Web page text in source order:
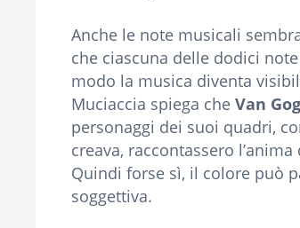
Anche le note musicali
che ciascuna delle dodici
modo la musica diventa
Muciaccia spiega che Van
personaggi dei suoi quadri,
creava, raccontassero
Quindi forse sì, il colore può
soggettiva.